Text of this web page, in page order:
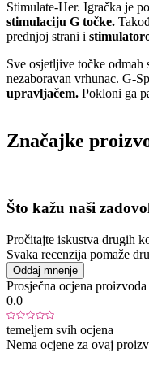
Stimulate-Her. Igračka je
stimulaciju G točke.
prednjoj strani i
Sve osjetljive točke odmah
nezaboravan vrhunac. G-
upravljačem. Pokloni ga
Značajke
Što kažu naši
Pročitajte iskustva drugih
Svaka recenzija pomaže
Oddaj mnenje
Prosječna ocjena proizvoda
0.0
temeljem svih ocjena
Nema ocjene za ovaj